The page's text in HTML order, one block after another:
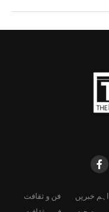
فن و ثقافت اہم خبریں